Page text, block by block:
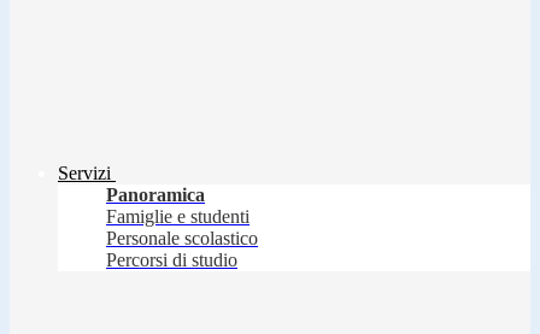
Servizi
Panoramica
Famiglie e studenti
Personale scolastico
Percorsi di studio